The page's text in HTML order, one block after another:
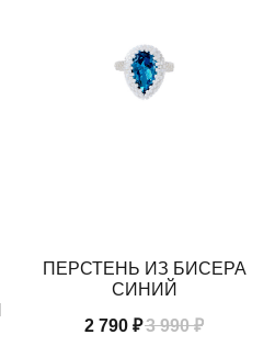
ПЕРСТЕНЬ ИЗ БИСЕРА
СИНИЙ
2 790 ₽3 990 ₽